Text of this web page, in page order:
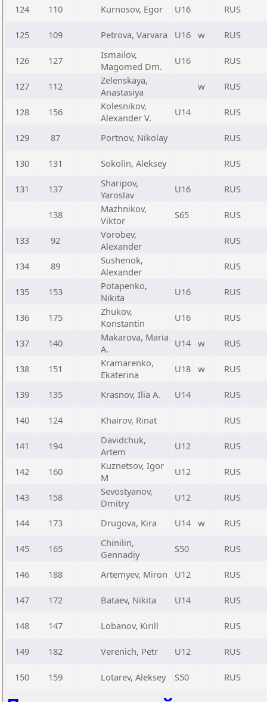
124 110 Kurnosov, Egor U16 RUS
125 109 Petrova, Varvara U16 w RUS
126 127
Ismailov,
Magomed Dm.
U16 RUS
127 112
Zelenskaya,
Anastasiya
w RUS
128 156
Kolesnikov,
Alexander V.
U14 RUS
129 87 Portnov, Nikolay RUS
130 131 Sokolin, Aleksey RUS
131 137
Sharipov,
Yaroslav
U16 RUS
138
Mazhnikov,
Viktor
S65 RUS
133 92
Vorobev,
Alexander
RUS
134 89
Sushenok,
Alexander
RUS
135 153
Potapenko,
Nikita
U16 RUS
136 175
Zhukov,
Konstantin
U16 RUS
137 140
Makarova, Maria
A.
U14 w RUS
138 151
Kramarenko,
Ekaterina
U18 w RUS
139 135 Krasnov, Ilia A. U14 RUS
140 124 Khairov, Rinat RUS
141 194
Davidchuk,
Artem
U12 RUS
142 160
Kuznetsov, Igor
M
U12 RUS
143 158
Sevostyanov,
Dmitry
U12 RUS
144 173 Drugova, Kira U14 w RUS
145 165
Chinilin,
Gennadiy
S50 RUS
146 188 Artemyev, Miron U12 RUS
147 172 Bataev, Nikita U14 RUS
148 147 Lobanov, Kirill RUS
149 182 Verenich, Petr U12 RUS
150 159 Lotarev, Aleksey S50 RUS